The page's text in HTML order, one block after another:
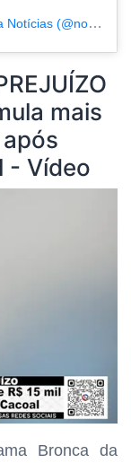
Um post compartilhado por Nova Rondônia Notícias (@novarondonia)
mais
- Vídeo
Bronca da